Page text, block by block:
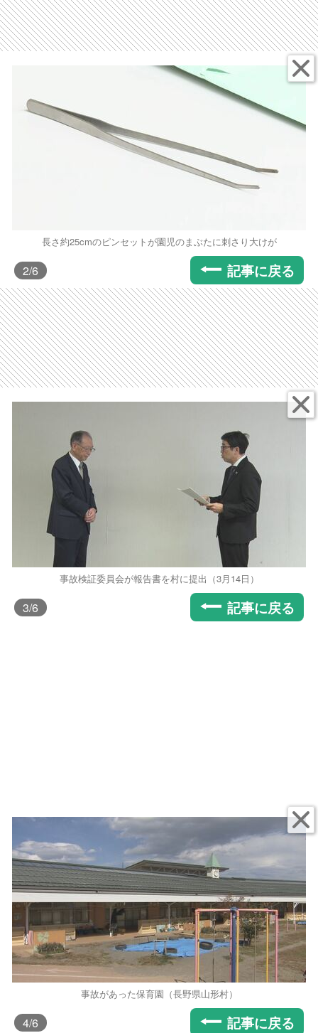
長さ約25cmのピンセットが園児のまぶたに刺さり大けが
2/6 記事に戻る
事故検証委員会が報告書を村に提出（3月14日）
3/6 記事に戻る
事故があった保育園（長野県山形村）
4/6 記事に戻る